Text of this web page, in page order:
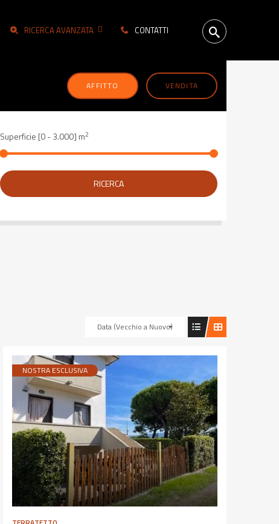
RICERCA AVANZATA CONTATTI
AFFITTO VENDITA
Superficie [0-3.000] m2
RICERCA
Data (Vecchio a Nuovo)
NOSTRA ESCLUSIVA